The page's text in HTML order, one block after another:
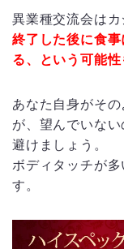
異業種交流会はカ
終了した後に食
る、という可能
あなた自身がそ
が、望んでいな
避けましょう。
ボディタッチが
す。